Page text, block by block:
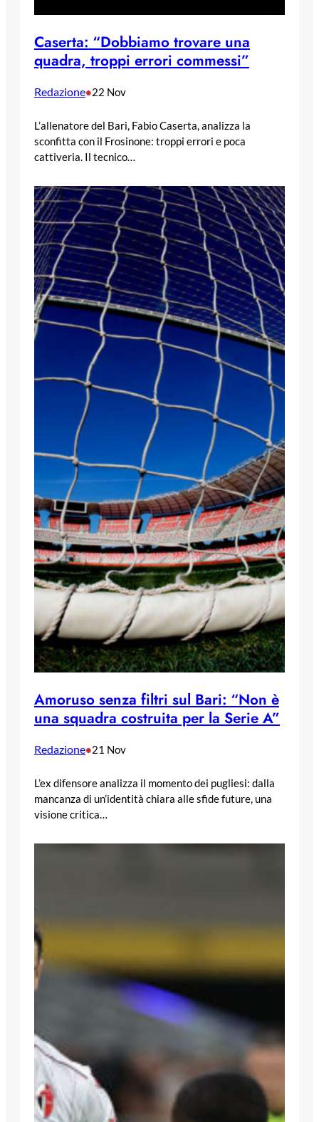
Caserta: “Dobbiamo trovare una
quadra, troppi errori commessi”
Redazione•22 Nov
L’allenatore del Bari, Fabio Caserta, analizza la
sconfitta con il Frosinone: troppi errori e poca
cattiveria. Il tecnico…
Amoruso senza filtri sul Bari: “Non è
una squadra costruita per la Serie A”
Redazione•21 Nov
L’ex difensore analizza il momento dei pugliesi: dalla
mancanza di un’identità chiara alle sfide future, una
visione critica…